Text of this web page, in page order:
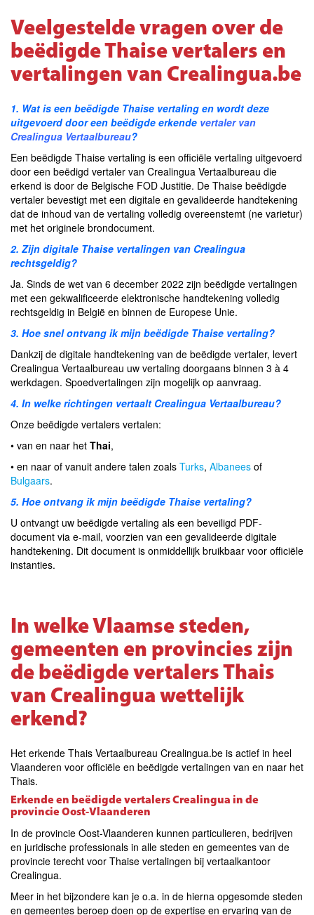
Veelgestelde vragen over de
beëdigde Thaise vertalers en
vertalingen van Crealingua.be
1. Wat is een beëdigde Thaise vertaling en wordt deze
uitgevoerd door een beëdigde erkende vertalervan
Crealingua Vertaalbureau?
Een beëdigde Thaise vertaling is een officiële vertaling uitgevoerd
door een beëdigd vertaler van Crealingua Vertaalbureau die
erkend is door de Belgische FOD Justitie. De Thaise beëdigde
vertaler bevestigt met een digitale en gevalideerde handtekening
dat de inhoud van de vertaling volledig overeenstemt (ne varietur)
met het originele brondocument.
2. Zijn digitale Thaise vertalingen van Crealingua
rechtsgeldig?
Ja. Sinds de wet van 6 december 2022 zijn beëdigde vertalingen
met een gekwalificeerde elektronische handtekening volledig
rechtsgeldig in België en binnen de Europese Unie.
3. Hoe snel ontvang ik mijn beëdigde Thaise vertaling?
Dankzij de digitale handtekening van de beëdigde vertaler, levert
Crealingua Vertaalbureau uw vertaling doorgaans binnen 3 à 4
werkdagen. Spoedvertalingen zijn mogelijk op aanvraag.
4. In welke richtingen vertaalt Crealingua Vertaalbureau?
Onze beëdigde vertalers vertalen:
• van en naar het Thai,
• en naar of vanuit andere talen zoals Turks, Albanees of
Bulgaars.
5. Hoe ontvang ik mijn beëdigde Thaise vertaling?
U ontvangt uw beëdigde vertaling als een beveiligd PDF-
document via e-mail, voorzien van een gevalideerde digitale
handtekening. Dit document is onmiddellijk bruikbaar voor officiële
instanties.
In welke Vlaamse steden,
gemeenten en provincies zijn
de beëdigde vertalers Thais
van Crealingua wettelijk
erkend?
Het erkende Thais Vertaalbureau Crealingua.be is actief in heel
Vlaanderen voor officiële en beëdigde vertalingen van en naar het
Thais.
Erkende en beëdigde vertalers Crealingua in de
provincie Oost-Vlaanderen
In de provincie Oost-Vlaanderen kunnen particulieren, bedrijven
en juridische professionals in alle steden en gemeentes van de
provincie terecht voor Thaise vertalingen bij vertaalkantoor
Crealingua.
Meer in het bijzondere kan je o.a. in de hierna opgesomde steden
en gemeentes beroep doen op de expertise en ervaring van de